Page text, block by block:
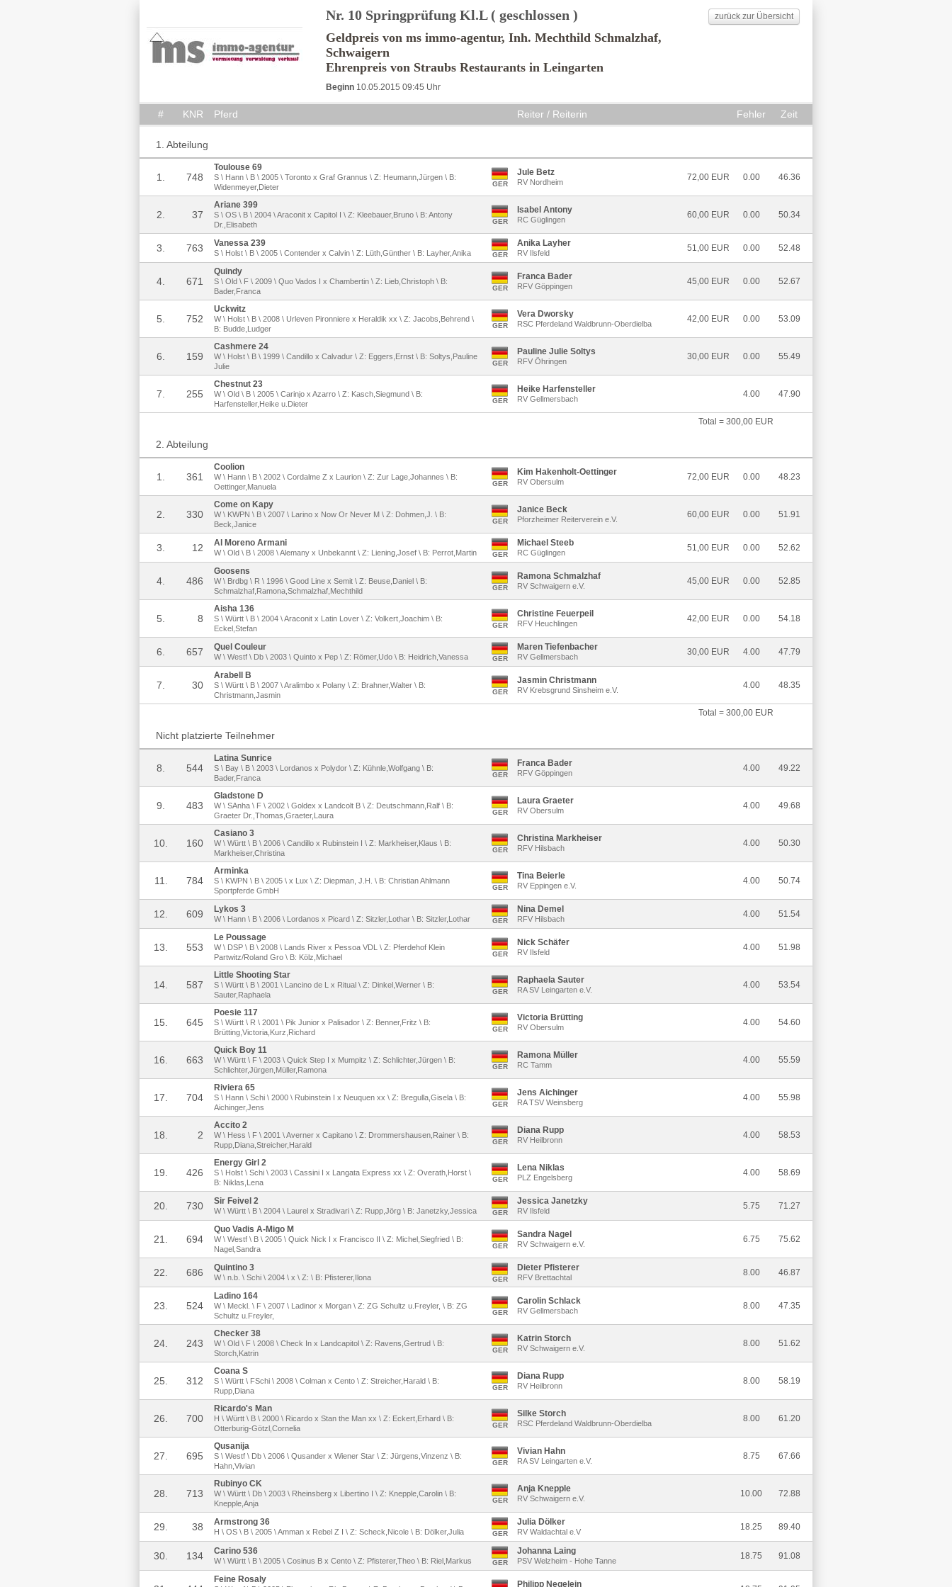
zurück zur Übersicht
Nr. 10 Springprüfung Kl.L ( geschlossen )
Geldpreis von ms immo-agentur, Inh. Mechthild Schmalzhaf,
Schwaigern
Ehrenpreis von Straubs Restaurants in Leingarten
Beginn 10.05.2015 09:45 Uhr
# KNR Pferd Reiter / Reiterin Fehler Zeit
1. Abteilung
1. 748
Toulouse 69
S \ Hann \ B \ 2005 \ Toronto x Graf Grannus \ Z: Heumann,Jürgen \ B:
Widenmeyer,Dieter
GER
Jule Betz
RV Nordheim 72,00 EUR 0.00 46.36
2. 37
Ariane 399
S \ OS \ B \ 2004 \ Araconit x Capitol I \ Z: Kleebauer,Bruno \ B: Antony
Dr.,Elisabeth
GER
Isabel Antony
RC Güglingen 60,00 EUR 0.00 50.34
3. 763 Vanessa 239
S \ Holst \ B \ 2005 \ Contender x Calvin \ Z: Lüth,Günther \ B: Layher,Anika GER
Anika Layher
RV Ilsfeld 51,00 EUR 0.00 52.48
4. 671
Quindy
S \ Old \ F \ 2009 \ Quo Vados I x Chambertin \ Z: Lieb,Christoph \ B:
Bader,Franca
GER
Franca Bader
RFV Göppingen 45,00 EUR 0.00 52.67
5. 752
Uckwitz
W \ Holst \ B \ 2008 \ Urleven Pironniere x Heraldik xx \ Z: Jacobs,Behrend \
B: Budde,Ludger
GER
Vera Dworsky
RSC Pferdeland Waldbrunn-Oberdielba 42,00 EUR 0.00 53.09
6. 159
Cashmere 24
W \ Holst \ B \ 1999 \ Candillo x Calvadur \ Z: Eggers,Ernst \ B: Soltys,Pauline
Julie
GER
Pauline Julie Soltys
RFV Öhringen 30,00 EUR 0.00 55.49
7. 255
Chestnut 23
W \ Old \ B \ 2005 \ Carinjo x Azarro \ Z: Kasch,Siegmund \ B:
Harfensteller,Heike u.Dieter
GER
Heike Harfensteller
RV Gellmersbach 4.00 47.90
Total = 300,00 EUR
2. Abteilung
1. 361
Coolion
W \ Hann \ B \ 2002 \ Cordalme Z x Laurion \ Z: Zur Lage,Johannes \ B:
Oettinger,Manuela
GER
Kim Hakenholt-Oettinger
RV Obersulm 72,00 EUR 0.00 48.23
2. 330
Come on Kapy
W \ KWPN \ B \ 2007 \ Larino x Now Or Never M \ Z: Dohmen,J. \ B:
Beck,Janice
GER
Janice Beck
Pforzheimer Reiterverein e.V. 60,00 EUR 0.00 51.91
3. 12 Al Moreno Armani
W \ Old \ B \ 2008 \ Alemany x Unbekannt \ Z: Liening,Josef \ B: Perrot,Martin GER
Michael Steeb
RC Güglingen 51,00 EUR 0.00 52.62
4. 486
Goosens
W \ Brdbg \ R \ 1996 \ Good Line x Semit \ Z: Beuse,Daniel \ B:
Schmalzhaf,Ramona,Schmalzhaf,Mechthild
GER
Ramona Schmalzhaf
RV Schwaigern e.V. 45,00 EUR 0.00 52.85
5. 8
Aisha 136
S \ Württ \ B \ 2004 \ Araconit x Latin Lover \ Z: Volkert,Joachim \ B:
Eckel,Stefan
GER
Christine Feuerpeil
RFV Heuchlingen 42,00 EUR 0.00 54.18
6. 657 Quel Couleur
W \ Westf \ Db \ 2003 \ Quinto x Pep \ Z: Römer,Udo \ B: Heidrich,Vanessa GER
Maren Tiefenbacher
RV Gellmersbach 30,00 EUR 4.00 47.79
7. 30
Arabell B
S \ Württ \ B \ 2007 \ Aralimbo x Polany \ Z: Brahner,Walter \ B:
Christmann,Jasmin
GER
Jasmin Christmann
RV Krebsgrund Sinsheim e.V. 4.00 48.35
Total = 300,00 EUR
Nicht platzierte Teilnehmer
8. 544
Latina Sunrice
S \ Bay \ B \ 2003 \ Lordanos x Polydor \ Z: Kühnle,Wolfgang \ B:
Bader,Franca
GER
Franca Bader
RFV Göppingen 4.00 49.22
9. 483
Gladstone D
W \ SAnha \ F \ 2002 \ Goldex x Landcolt B \ Z: Deutschmann,Ralf \ B:
Graeter Dr.,Thomas,Graeter,Laura
GER
Laura Graeter
RV Obersulm 4.00 49.68
10. 160
Casiano 3
W \ Württ \ B \ 2006 \ Candillo x Rubinstein I \ Z: Markheiser,Klaus \ B:
Markheiser,Christina
GER
Christina Markheiser
RFV Hilsbach 4.00 50.30
11. 784
Arminka
S \ KWPN \ B \ 2005 \ x Lux \ Z: Diepman, J.H. \ B: Christian Ahlmann
Sportpferde GmbH
GER
Tina Beierle
RV Eppingen e.V. 4.00 50.74
12. 609 Lykos 3
W \ Hann \ B \ 2006 \ Lordanos x Picard \ Z: Sitzler,Lothar \ B: Sitzler,Lothar GER
Nina Demel
RFV Hilsbach 4.00 51.54
13. 553
Le Poussage
W \ DSP \ B \ 2008 \ Lands River x Pessoa VDL \ Z: Pferdehof Klein
Partwitz/Roland Gro \ B: Kölz,Michael
GER
Nick Schäfer
RV Ilsfeld 4.00 51.98
14. 587
Little Shooting Star
S \ Württ \ B \ 2001 \ Lancino de L x Ritual \ Z: Dinkel,Werner \ B:
Sauter,Raphaela
GER
Raphaela Sauter
RA SV Leingarten e.V. 4.00 53.54
15. 645
Poesie 117
S \ Württ \ R \ 2001 \ Pik Junior x Palisador \ Z: Benner,Fritz \ B:
Brütting,Victoria,Kurz,Richard
GER
Victoria Brütting
RV Obersulm 4.00 54.60
16. 663
Quick Boy 11
W \ Württ \ F \ 2003 \ Quick Step I x Mumpitz \ Z: Schlichter,Jürgen \ B:
Schlichter,Jürgen,Müller,Ramona
GER
Ramona Müller
RC Tamm 4.00 55.59
17. 704
Riviera 65
S \ Hann \ Schi \ 2000 \ Rubinstein I x Neuquen xx \ Z: Bregulla,Gisela \ B:
Aichinger,Jens
GER
Jens Aichinger
RA TSV Weinsberg 4.00 55.98
18. 2
Accito 2
W \ Hess \ F \ 2001 \ Averner x Capitano \ Z: Drommershausen,Rainer \ B:
Rupp,Diana,Streicher,Harald
GER
Diana Rupp
RV Heilbronn 4.00 58.53
19. 426
Energy Girl 2
S \ Holst \ Schi \ 2003 \ Cassini I x Langata Express xx \ Z: Overath,Horst \
B: Niklas,Lena
GER
Lena Niklas
PLZ Engelsberg 4.00 58.69
20. 730 Sir Feivel 2
W \ Württ \ B \ 2004 \ Laurel x Stradivari \ Z: Rupp,Jörg \ B: Janetzky,Jessica GER
Jessica Janetzky
RV Ilsfeld 5.75 71.27
21. 694
Quo Vadis A-Migo M
W \ Westf \ B \ 2005 \ Quick Nick I x Francisco II \ Z: Michel,Siegfried \ B:
Nagel,Sandra
GER
Sandra Nagel
RV Schwaigern e.V. 6.75 75.62
22. 686 Quintino 3
W \ n.b. \ Schi \ 2004 \ x \ Z: \ B: Pfisterer,Ilona GER
Dieter Pfisterer
RFV Brettachtal 8.00 46.87
23. 524
Ladino 164
W \ Meckl. \ F \ 2007 \ Ladinor x Morgan \ Z: ZG Schultz u.Freyler, \ B: ZG
Schultz u.Freyler,
GER
Carolin Schlack
RV Gellmersbach 8.00 47.35
24. 243
Checker 38
W \ Old \ F \ 2008 \ Check In x Landcapitol \ Z: Ravens,Gertrud \ B:
Storch,Katrin
GER
Katrin Storch
RV Schwaigern e.V. 8.00 51.62
25. 312
Coana S
S \ Württ \ FSchi \ 2008 \ Colman x Cento \ Z: Streicher,Harald \ B:
Rupp,Diana
GER
Diana Rupp
RV Heilbronn 8.00 58.19
26. 700
Ricardo's Man
H \ Württ \ B \ 2000 \ Ricardo x Stan the Man xx \ Z: Eckert,Erhard \ B:
Otterburig-Götzl,Cornelia
GER
Silke Storch
RSC Pferdeland Waldbrunn-Oberdielba 8.00 61.20
27. 695
Qusanija
S \ Westf \ Db \ 2006 \ Qusander x Wiener Star \ Z: Jürgens,Vinzenz \ B:
Hahn,Vivian
GER
Vivian Hahn
RA SV Leingarten e.V. 8.75 67.66
28. 713
Rubinyo CK
W \ Württ \ Db \ 2003 \ Rheinsberg x Libertino I \ Z: Knepple,Carolin \ B:
Knepple,Anja
GER
Anja Knepple
RV Schwaigern e.V. 10.00 72.88
29. 38 Armstrong 36
H \ OS \ B \ 2005 \ Amman x Rebel Z I \ Z: Scheck,Nicole \ B: Dölker,Julia GER
Julia Dölker
RV Waldachtal e.V 18.25 89.40
30. 134 Carino 536
W \ Württ \ B \ 2005 \ Cosinus B x Cento \ Z: Pfisterer,Theo \ B: Riel,Markus GER
Johanna Laing
PSV Welzheim - Hohe Tanne 18.75 91.08
Feine Rosaly Philipp Negelein